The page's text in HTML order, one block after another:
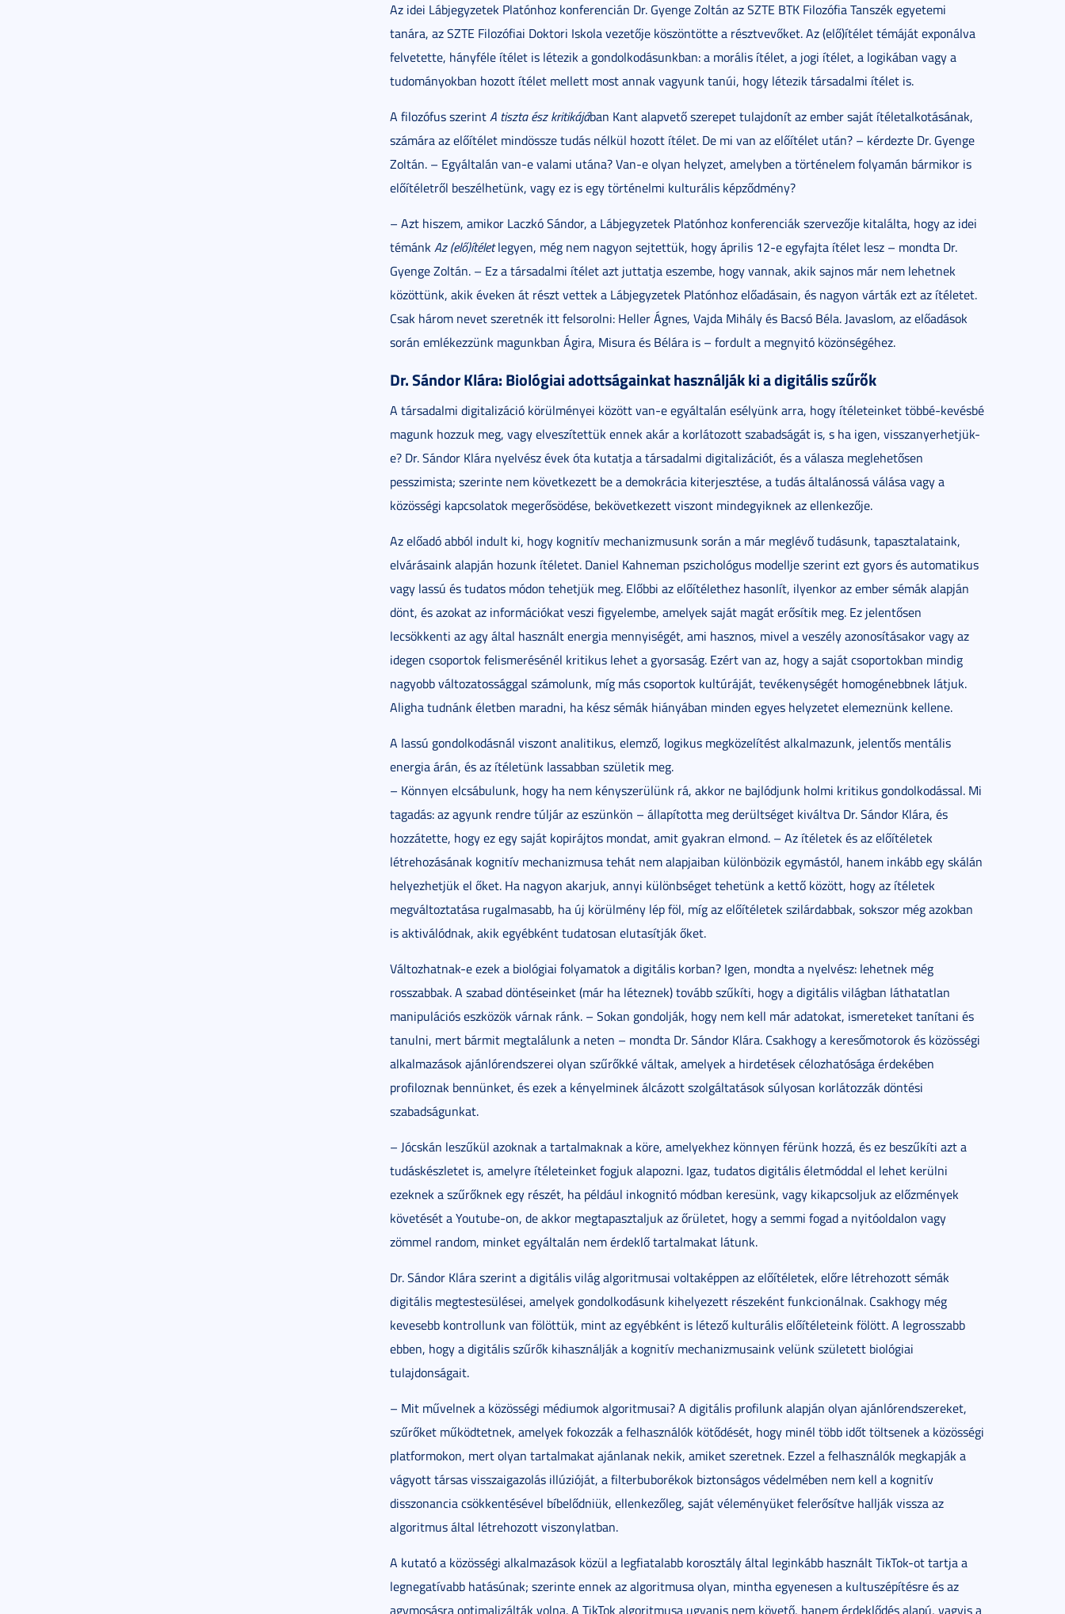
Az idei Lábjegyzetek Platónhoz konferencián Dr. Gyenge Zoltán az SZTE BTK Filozófia Tanszék egyetemi
tanára, az SZTE Filozófiai Doktori Iskola vezetője köszöntötte a résztvevőket. Az (elő)ítélet témáját exponálva
felvetette, hányféle ítélet is létezik a gondolkodásunkban: a morális ítélet, a jogi ítélet, a logikában vagy a
tudományokban hozott ítélet mellett most annak vagyunk tanúi, hogy létezik társadalmi ítélet is.
A filozófus szerintA tiszta ész kritikájában Kant alapvető szerepet tulajdonít az ember saját ítéletalkotásának,
számára az előítélet mindössze tudás nélkül hozott ítélet. De mi van az előítélet után? – kérdezte Dr. Gyenge
Zoltán. – Egyáltalán van-e valami utána? Van-e olyan helyzet, amelyben a történelem folyamán bármikor is
előítéletről beszélhetünk, vagy ez is egy történelmi kulturális képződmény?
– Azt hiszem, amikor Laczkó Sándor, a Lábjegyzetek Platónhoz konferenciák szervezője kitalálta, hogy az idei
témánkAz (elő)ítéletlegyen, még nem nagyon sejtettük, hogy április 12-e egyfajta ítélet lesz – mondta Dr.
Gyenge Zoltán. – Ez a társadalmi ítélet azt juttatja eszembe, hogy vannak, akik sajnos már nem lehetnek
közöttünk, akik éveken át részt vettek a Lábjegyzetek Platónhoz előadásain, és nagyon várták ezt az ítéletet.
Csak három nevet szeretnék itt felsorolni: Heller Ágnes, Vajda Mihály és Bacsó Béla. Javaslom, az előadások
során emlékezzünk magunkban Ágira, Misura és Bélára is – fordult a megnyitó közönségéhez.
Dr. Sándor Klára: Biológiai adottságainkat használják ki a digitális szűrők
A társadalmi digitalizáció körülményei között van-e egyáltalán esélyünk arra, hogy ítéleteinket többé-kevésbé
magunk hozzuk meg, vagy elveszítettük ennek akár a korlátozott szabadságát is, s ha igen, visszanyerhetjük-
e? Dr. Sándor Klára nyelvész évek óta kutatja a társadalmi digitalizációt, és a válasza meglehetősen
pesszimista; szerinte nem következett be a demokrácia kiterjesztése, a tudás általánossá válása vagy a
közösségi kapcsolatok megerősödése, bekövetkezett viszont mindegyiknek az ellenkezője.
Az előadó abból indult ki, hogy kognitív mechanizmusunk során a már meglévő tudásunk, tapasztalataink,
elvárásaink alapján hozunk ítéletet. Daniel Kahneman pszichológus modellje szerint ezt gyors és automatikus
vagy lassú és tudatos módon tehetjük meg. Előbbi az előítélethez hasonlít, ilyenkor az ember sémák alapján
dönt, és azokat az információkat veszi figyelembe, amelyek saját magát erősítik meg. Ez jelentősen
lecsökkenti az agy által használt energia mennyiségét, ami hasznos, mivel a veszély azonosításakor vagy az
idegen csoportok felismerésénél kritikus lehet a gyorsaság. Ezért van az, hogy a saját csoportokban mindig
nagyobb változatossággal számolunk, míg más csoportok kultúráját, tevékenységét homogénebbnek látjuk.
Aligha tudnánk életben maradni, ha kész sémák hiányában minden egyes helyzetet elemeznünk kellene.
A lassú gondolkodásnál viszont analitikus, elemző, logikus megközelítést alkalmazunk, jelentős mentális
energia árán, és az ítéletünk lassabban születik meg.
– Könnyen elcsábulunk, hogy ha nem kényszerülünk rá, akkor ne bajlódjunk holmi kritikus gondolkodással. Mi
tagadás: az agyunk rendre túljár az eszünkön – állapította meg derültséget kiváltva Dr. Sándor Klára, és
hozzátette, hogy ez egy saját kopirájtos mondat, amit gyakran elmond. – Az ítéletek és az előítéletek
létrehozásának kognitív mechanizmusa tehát nem alapjaiban különbözik egymástól, hanem inkább egy skálán
helyezhetjük el őket. Ha nagyon akarjuk, annyi különbséget tehetünk a kettő között, hogy az ítéletek
megváltoztatása rugalmasabb, ha új körülmény lép föl, míg az előítéletek szilárdabbak, sokszor még azokban
is aktiválódnak, akik egyébként tudatosan elutasítják őket.
Változhatnak-e ezek a biológiai folyamatok a digitális korban? Igen, mondta a nyelvész: lehetnek még
rosszabbak. A szabad döntéseinket (már ha léteznek) tovább szűkíti, hogy a digitális világban láthatatlan
manipulációs eszközök várnak ránk. – Sokan gondolják, hogy nem kell már adatokat, ismereteket tanítani és
tanulni, mert bármit megtalálunk a neten – mondta Dr. Sándor Klára. Csakhogy a keresőmotorok és közösségi
alkalmazások ajánlórendszerei olyan szűrőkké váltak, amelyek a hirdetések célozhatósága érdekében
profiloznak bennünket, és ezek a kényelminek álcázott szolgáltatások súlyosan korlátozzák döntési
szabadságunkat.
– Jócskán leszűkül azoknak a tartalmaknak a köre, amelyekhez könnyen férünk hozzá, és ez beszűkíti azt a
tudáskészletet is, amelyre ítéleteinket fogjuk alapozni. Igaz, tudatos digitális életmóddal el lehet kerülni
ezeknek a szűrőknek egy részét, ha például inkognitó módban keresünk, vagy kikapcsoljuk az előzmények
követését a Youtube-on, de akkor megtapasztaljuk az őrületet, hogy a semmi fogad a nyitóoldalon vagy
zömmel random, minket egyáltalán nem érdeklő tartalmakat látunk.
Dr. Sándor Klára szerint a digitális világ algoritmusai voltaképpen az előítéletek, előre létrehozott sémák
digitális megtestesülései, amelyek gondolkodásunk kihelyezett részeként funkcionálnak. Csakhogy még
kevesebb kontrollunk van fölöttük, mint az egyébként is létező kulturális előítéleteink fölött. A legrosszabb
ebben, hogy a digitális szűrők kihasználják a kognitív mechanizmusaink velünk született biológiai
tulajdonságait.
– Mit művelnek a közösségi médiumok algoritmusai? A digitális profilunk alapján olyan ajánlórendszereket,
szűrőket működtetnek, amelyek fokozzák a felhasználók kötődését, hogy minél több időt töltsenek a közösségi
platformokon, mert olyan tartalmakat ajánlanak nekik, amiket szeretnek. Ezzel a felhasználók megkapják a
vágyott társas visszaigazolás illúzióját, a filterbuborékok biztonságos védelmében nem kell a kognitív
disszonancia csökkentésével bíbelődniük, ellenkezőleg, saját véleményüket felerősítve hallják vissza az
algoritmus által létrehozott viszonylatban.
A kutató a közösségi alkalmazások közül a legfiatalabb korosztály által leginkább használt TikTok-ot tartja a
legnegatívabb hatásúnak; szerinte ennek az algoritmusa olyan, mintha egyenesen a kultuszépítésre és az
agymosásra optimalizálták volna. A TikTok algoritmusa ugyanis nem követő, hanem érdeklődés alapú, vagyis a